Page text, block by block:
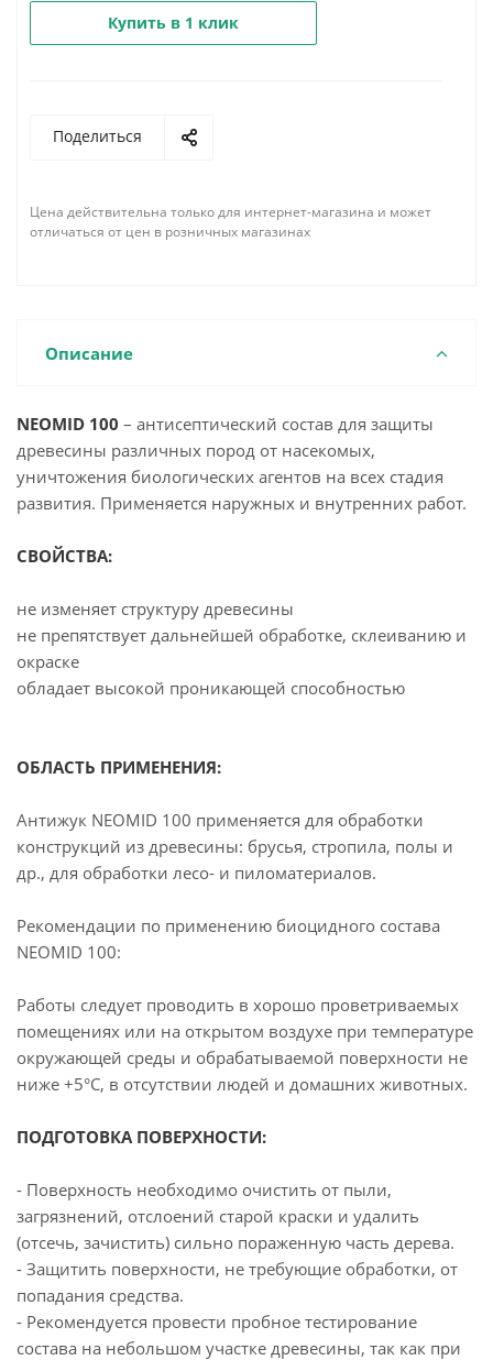
Купить в 1 клик
Поделиться
Цена действительна только для интернет-магазина и может
отличаться от цен в розничных магазинах
Описание
NEOMID 100 – антисептический состав для защиты
древесины различных пород от насекомых,
уничтожения биологических агентов на всех стадия
развития. Применяется наружных и внутренних работ.
СВОЙСТВА:
не изменяет структуру древесины
не препятствует дальнейшей обработке, склеиванию и
окраске
обладает высокой проникающей способностью
ОБЛАСТЬ ПРИМЕНЕНИЯ:
Антижук NEOMID 100 применяется для обработки
конструкций из древесины: брусья, стропила, полы и
др., для обработки лесо- и пиломатериалов.
Рекомендации по применению биоцидного состава
NEOMID 100:
Работы следует проводить в хорошо проветриваемых
помещениях или на открытом воздухе при температуре
окружающей среды и обрабатываемой поверхности не
ниже +5°С, в отсутствии людей и домашних животных.
ПОДГОТОВКА ПОВЕРХНОСТИ:
- Поверхность необходимо очистить от пыли,
загрязнений, отслоений старой краски и удалить
(отсечь, зачистить) сильно пораженную часть дерева.
- Защитить поверхности, не требующие обработки, от
попадания средства.
- Рекомендуется провести пробное тестирование
состава на небольшом участке древесины, так как при